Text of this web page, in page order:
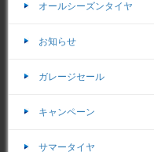
オールシーズンタイヤ
お知らせ
ガレージセール
キャンペーン
サマータイヤ